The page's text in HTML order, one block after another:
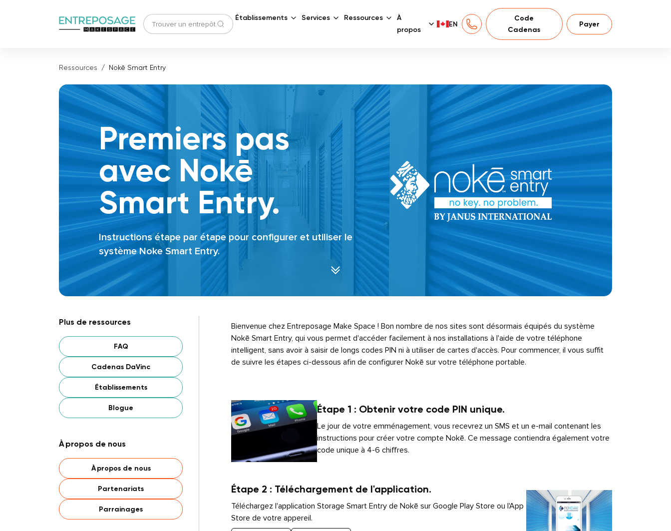
Établissements Services Ressources
À
propos
EN
Code
Cadenas
Payer
Ressources Nokē Smart Entry
Premiers pas
avec Nokē
Smart Entry.
Instructions étape par étape pour configurer et utiliser le
système Noke Smart Entry.
Plus de ressources
FAQ
Cadenas DaVinc
Établissements
Blogue
À propos de nous
À propos de nous
Partenariats
Parrainages
Bienvenue chez Entreposage Make Space ! Bon nombre de nos sites sont désormais équipés du système
Nokē Smart Entry, qui vous permet d'accéder facilement à nos installations à l'aide de votre téléphone
intelligent, sans avoir à saisir de longs codes PIN ni à utiliser de cartes d'accès. Pour commencer, il vous suffit
de suivre les étapes ci-dessous afin de configurer Nokē sur votre téléphone portable.
Étape 1 : Obtenir votre code PIN unique.
Le jour de votre emménagement, vous recevrez un SMS et un e-mail contenant les
instructions pour créer votre compte Nokē. Ce message contiendra également votre
code unique à 4-6 chiffres.
Étape 2 : Téléchargement de l'application.
Téléchargez l'application Storage Smart Entry de Nokē sur Google Play Store ou l'App
Store de votre appereil.